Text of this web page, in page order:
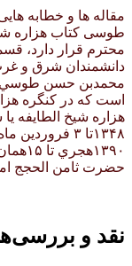
مقاله ها و خطابه
طوسی كتاب هزاره
محترم قرار دارد،
دانشمندان شرق و
محمدبن حسن طوسي
است كه در كنگره
حضرت ثامن الحجج
نقد و